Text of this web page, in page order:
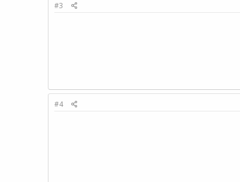
#3
#4